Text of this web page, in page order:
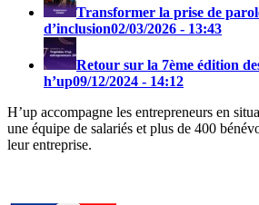
Transformer la prise de
d’inclusion02/03/2026 - 13:43
Retour sur la 7ème édition
h’up09/12/2024 - 14:12
H’up accompagne​​ les entrepreneurs en
une équipe de salariés et plus de 400
leur entreprise.